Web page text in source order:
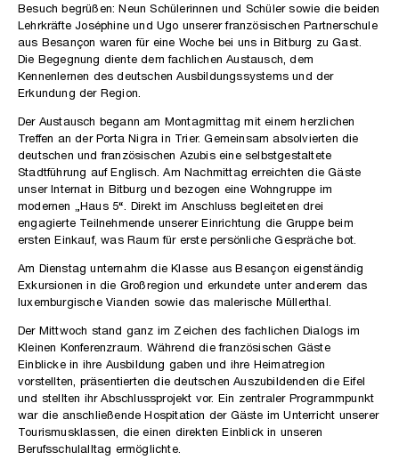
Besuch begrüßen: Neun Schülerinnen und Schüler sowie die beiden
Lehrkräfte Joséphine und Ugo unserer französischen Partnerschule
aus Besançon waren für eine Woche bei uns in Bitburg zu Gast.
Die Begegnung diente dem fachlichen Austausch, dem
Kennenlernen des deutschen Ausbildungssystems und der
Erkundung der Region.
Der Austausch begann am Montagmittag mit einem herzlichen
Treffen an der Porta Nigra in Trier. Gemeinsam absolvierten die
deutschen und französischen Azubis eine selbstgestaltete
Stadtführung auf Englisch. Am Nachmittag erreichten die Gäste
unser Internat in Bitburg und bezogen eine Wohngruppe im
modernen „Haus 5“. Direkt im Anschluss begleiteten drei
engagierte Teilnehmende unserer Einrichtung die Gruppe beim
ersten Einkauf, was Raum für erste persönliche Gespräche bot.
Am Dienstag unternahm die Klasse aus Besançon eigenständig
Exkursionen in die Großregion und erkundete unter anderem das
luxemburgische Vianden sowie das malerische Müllerthal.
Der Mittwoch stand ganz im Zeichen des fachlichen Dialogs im
Kleinen Konferenzraum. Während die französischen Gäste
Einblicke in ihre Ausbildung gaben und ihre Heimatregion
vorstellten, präsentierten die deutschen Auszubildenden die Eifel
und stellten ihr Abschlussprojekt vor. Ein zentraler Programmpunkt
war die anschließende Hospitation der Gäste im Unterricht unserer
Tourismusklassen, die einen direkten Einblick in unseren
Berufsschulalltag ermöglichte.